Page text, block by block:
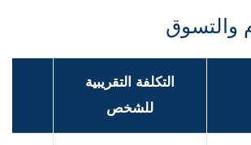
والتسوق
التكلفة التقريبية
للشخص